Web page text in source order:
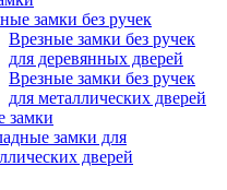
замки без ручек
Врезные замки без ручек
для деревянных дверей
Врезные замки без ручек
для металлических дверей
замки
замки для
дверей